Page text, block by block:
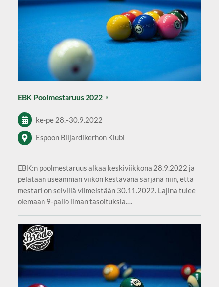
EBK Poolmestaruus 2022
ke-pe 28. –30.9.2022
Espoon Biljardikerhon Klubi
EBK:n poolmestaruus alkaa keskiviikkona 28.9.2022 ja
pelataan useamman viikon kestävänä sarjana niin, että
mestari on selvillä viimeistään 30.11.2022. Lajina tulee
olemaan 9-pallo ilman tasoituksia.…